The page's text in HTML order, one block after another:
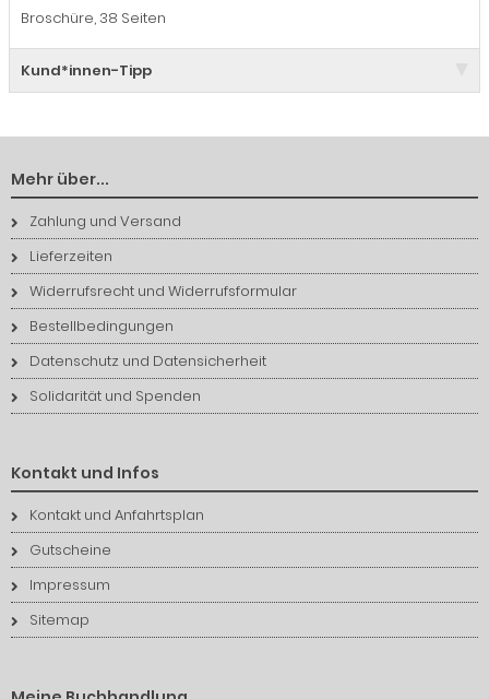
Broschüre, 38 Seiten
Kund*innen-Tipp
Mehr über...
Zahlung und Versand
Lieferzeiten
Widerrufsrecht und Widerrufsformular
Bestellbedingungen
Datenschutz und Datensicherheit
Solidarität und Spenden
Kontakt und Infos
Kontakt und Anfahrtsplan
Gutscheine
Impressum
Sitemap